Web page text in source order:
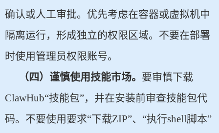
确认或人工审批。优先考虑在容器或虚拟机中
隔离运行，形成独立的权限区域。不要在部署
时使用管理员权限账号。
（四）谨慎使用技能市场。 要审慎下载
ClawHub“技能包”，并在安装前审查技能包代
码。不要使用要求“下载ZIP”、“执行shell脚本”